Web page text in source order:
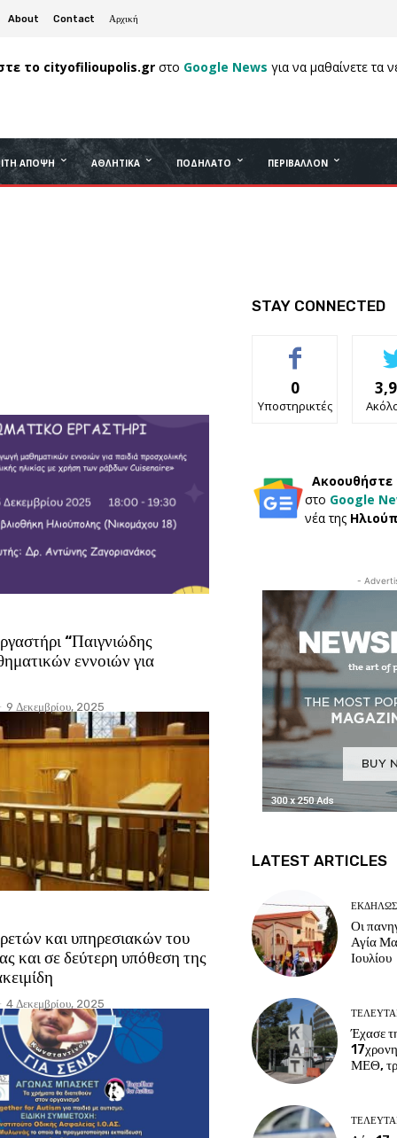
About Contact Αρχική
το cityofilioupolis.gr στο Google News για να μαθαίνετε τα
ΆΠΟΨΗ ΑΘΛΗΤΙΚΆ ΠΟΔΉΛΑΤΟ ΠΕΡΙΒΆΛΛΟΝ
“Παιγνιώδης
εννοιών για
9 Δεκεμβρίου, 2025
και υπηρεσιακών του
και σε δεύτερη υπόθεση της
4 Δεκεμβρίου, 2025
STAY CONNECTED
0
Υποστηρικτές
στο Google
νέα της
-
LATEST ARTICLES
Οι
Αγία
Ιουλίου
Έχασε
ΜΕΘ,